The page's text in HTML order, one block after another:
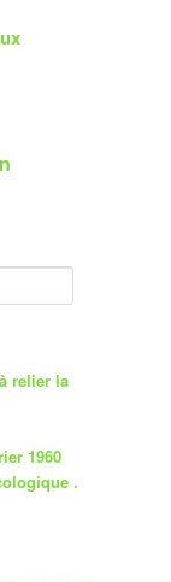
relier la
1960
.